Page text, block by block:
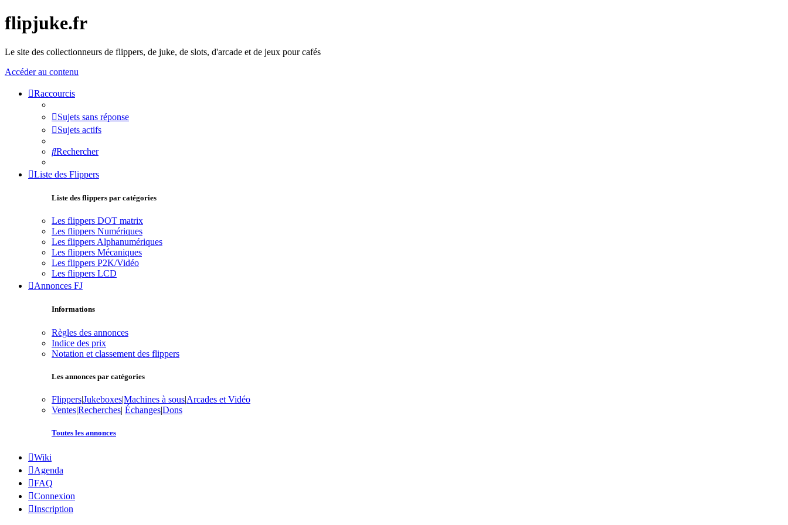
flipjuke.fr
Le site des collectionneurs de flippers, de juke, de slots, d'arcade et de jeux pour cafés
Accéder au contenu
Raccourcis
Sujets sans réponse
Sujets actifs
Rechercher
Liste des Flippers
Liste des flippers par catégories
Les flippers DOT matrix
Les flippers Numériques
Les flippers Alphanumériques
Les flippers Mécaniques
Les flippers P2K/Vidéo
Les flippers LCD
Annonces FJ
Informations
Règles des annonces
Indice des prix
Notation et classement des flippers
Les annonces par catégories
Flippers|Jukeboxes|Machines à sous|Arcades et Vidéo
Ventes|Recherches| Échanges|Dons
Toutes les annonces
Wiki
Agenda
FAQ
Connexion
Inscription